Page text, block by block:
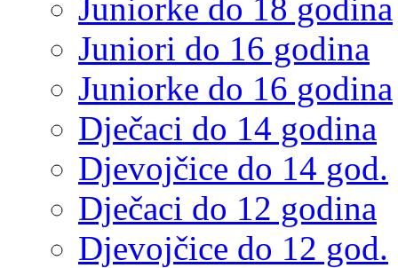
Juniorke do 18 godina
Juniori do 16 godina
Juniorke do 16 godina
Dječaci do 14 godina
Djevojčice do 14 god.
Dječaci do 12 godina
Djevojčice do 12 god.